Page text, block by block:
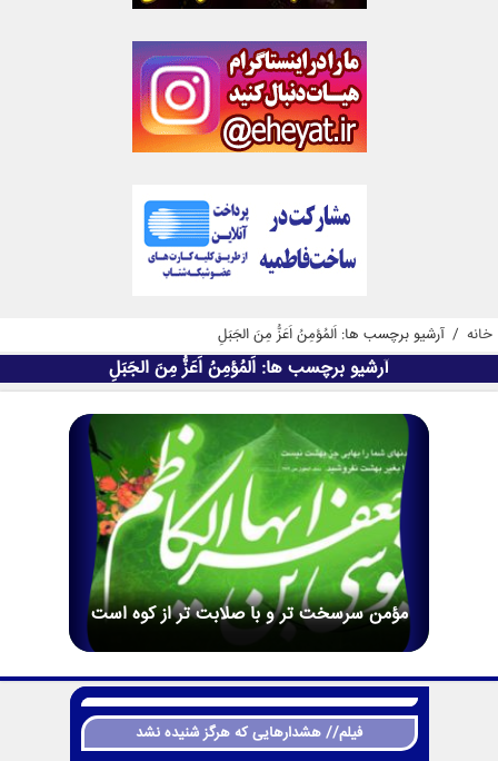
خانه / آرشیو برچسب ها: اَلمُؤمِنُ اَعَزُّ مِنَ الجَبَلِ
آرشیو برچسب ها: اَلمُؤمِنُ اَعَزُّ مِنَ الجَبَلِ
مؤمن سرسخت تر و با صلابت تر از کوه است
فیلم// هشدارهایی که هرگز شنیده نشد